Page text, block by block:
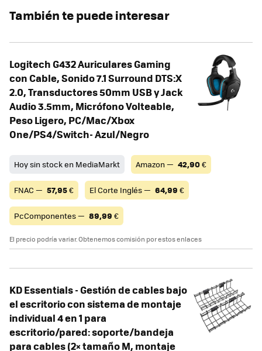
También te puede interesar
Logitech G432 Auriculares Gaming
con Cable, Sonido 7.1 Surround DTS:X
2.0, Transductores 50mm USB y Jack
Audio 3.5mm, Micrófono Volteable,
Peso Ligero, PC/Mac/Xbox
One/PS4/Switch- Azul/Negro
Hoy sin stock en MediaMarkt Amazon — 42,90€
FNAC — 57,95€ El Corte Inglés — 64,99 €
PcComponentes — 89,99 €
El precio podría variar. Obtenemos comisión por estos enlaces
KD Essentials - Gestión de cables bajo
el escritorio con sistema de montaje
individual 4 en 1 para
escritorio/pared: soporte/bandeja
para cables (2× tamaño M, montaje